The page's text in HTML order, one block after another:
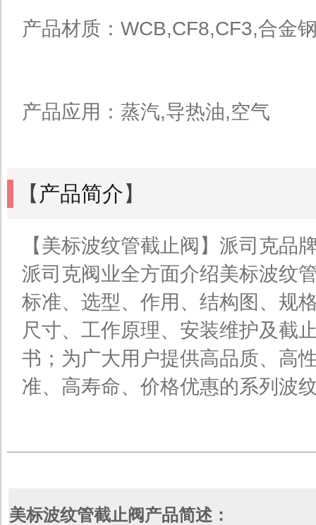
产品材质：WCB,CF8,CF3,合金
产品应用：蒸汽,导热油,空气
【 产品简介】
【美标波纹管截止阀】派司克品
派司克阀业全方面介绍美标波纹
标准、选型、作用、结构图、规
尺寸、工作原理、安装维护及截
书；为广大用户提供高品质、高
准、高寿命、价格优惠的系列波
美标波纹管截止阀产品简述：